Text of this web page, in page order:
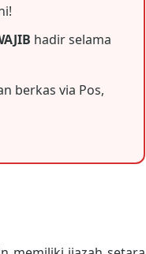
hadir selama
berkas via Pos,